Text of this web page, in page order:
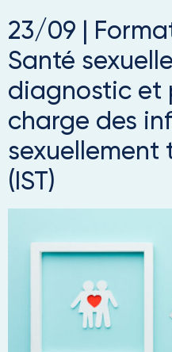
23/09 |
Santé
diagnostic et
charge des
sexuellement
(IST)